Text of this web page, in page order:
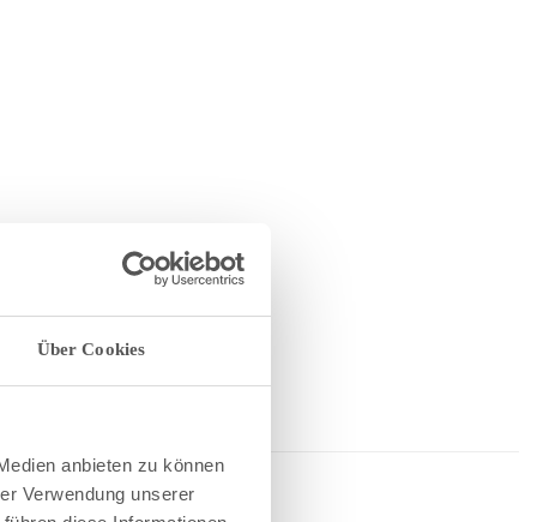
Über Cookies
anbieten zu können
Verwendung unserer